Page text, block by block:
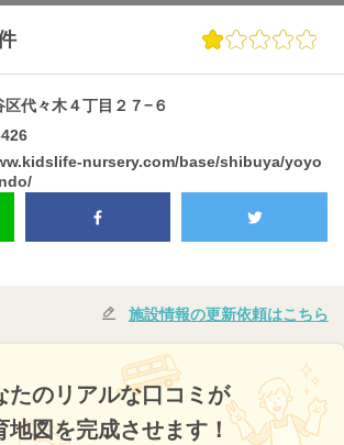
区代々木４丁目２７−６
nursery.com/base/shibuya/yoyo
施設情報の更新依頼はこちら
たのリアルな口コミが
地図を完成させます！